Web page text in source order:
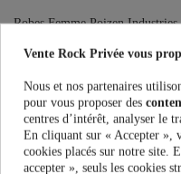
Robes Femme Poizen
Rétro, Glamour, Gothique,
Ce produit n'est plus en stock
PRÉVENEZ-MOI
Vente Rock Privée vous
Nous et nos partenaires
pour vous proposer des
centres d’intérêt, analyser le
En cliquant sur « Accepter »,
cookies placés sur notre site.
accepter », seuls les cookies